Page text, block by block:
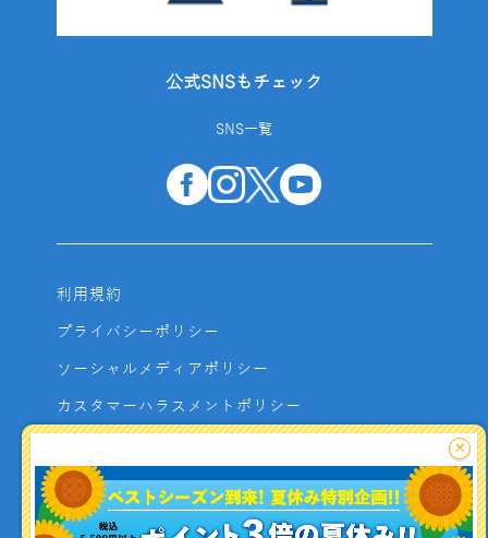
公式SNSもチェック
SNS一覧
利用規約
プライバシーポリシー
ソーシャルメディアポリシー
カスタマーハラスメントポリシー
よくあるご質問
お問い合わせ
×